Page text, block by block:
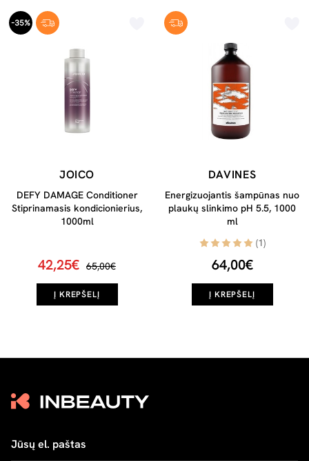
-35%
JOICO
DEFY DAMAGE Conditioner
Stiprinamasis kondicionierius,
1000ml
42,25€ 65,00€
Į KREPŠELĮ
DAVINES
Energizuojantis šampūnas nuo
plaukų slinkimo pH 5.5, 1000
ml
(1)
64,00€
Į KREPŠELĮ